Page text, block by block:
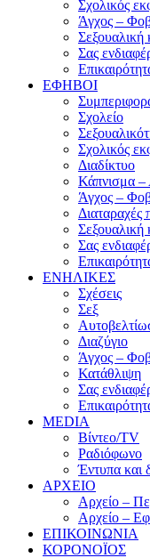
Σχολικός
Άγχος –
Σεξουαλική
Σας
ΕΦΗΒΟΙ
Σχολείο
Σχολικός
Διαδίκτυο
Κάπνισμα
Άγχος –
Σεξουαλική
Σας
ΕΝΗΛΙΚΕΣ
Σχέσεις
Σεξ
Διαζύγιο
Άγχος –
Κατάθλιψη
Σας
MEDIA
Βίντεο/TV
Ραδιόφωνο
Έντυπα και
ΑΡΧΕΙΟ
Αρχείο –
Αρχείο –
ΕΠΙΚΟΙΝΩΝΙΑ
ΚΟΡΟΝΟΪΟΣ